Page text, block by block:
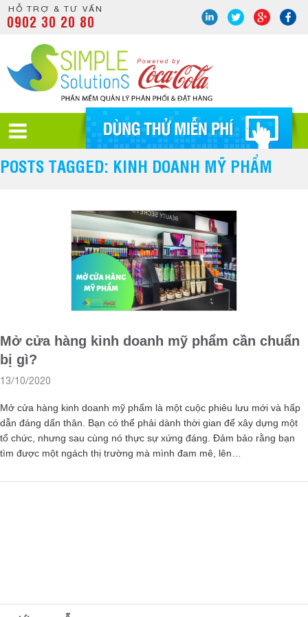
HỖ TRỢ & TƯ VẤN
0902 30 20 80
POSTS TAGGED: KINH DOANH MỸ PHẨM
Mở cửa hàng kinh doanh mỹ phẩm cần chuẩn
bị gì?
13/10/2020
Mở cửa hàng kinh doanh mỹ phẩm là một cuộc phiêu lưu mới và hấp
dẫn đáng dấn thân. Bạn có thể phải dành thời gian để xây dựng một
tổ chức, nhưng sau cùng nó thực sự xứng đáng. Đảm bảo rằng bạn
tìm được một ngách thị trường mà mình đam mê, lên…